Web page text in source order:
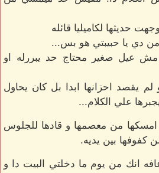
حديثها لكاميليا قائله
دي يا حبيبتي هو بس...
مش عيل صغير محتاج حد يبررله او
لم يقصد احزانها ابدا بل كان يحاول
علي الكلام...
امسكها من معصمها و قادها للجلوس
كفوفها بين يديه.
انك من يوم ما دخلتي البيت دا و